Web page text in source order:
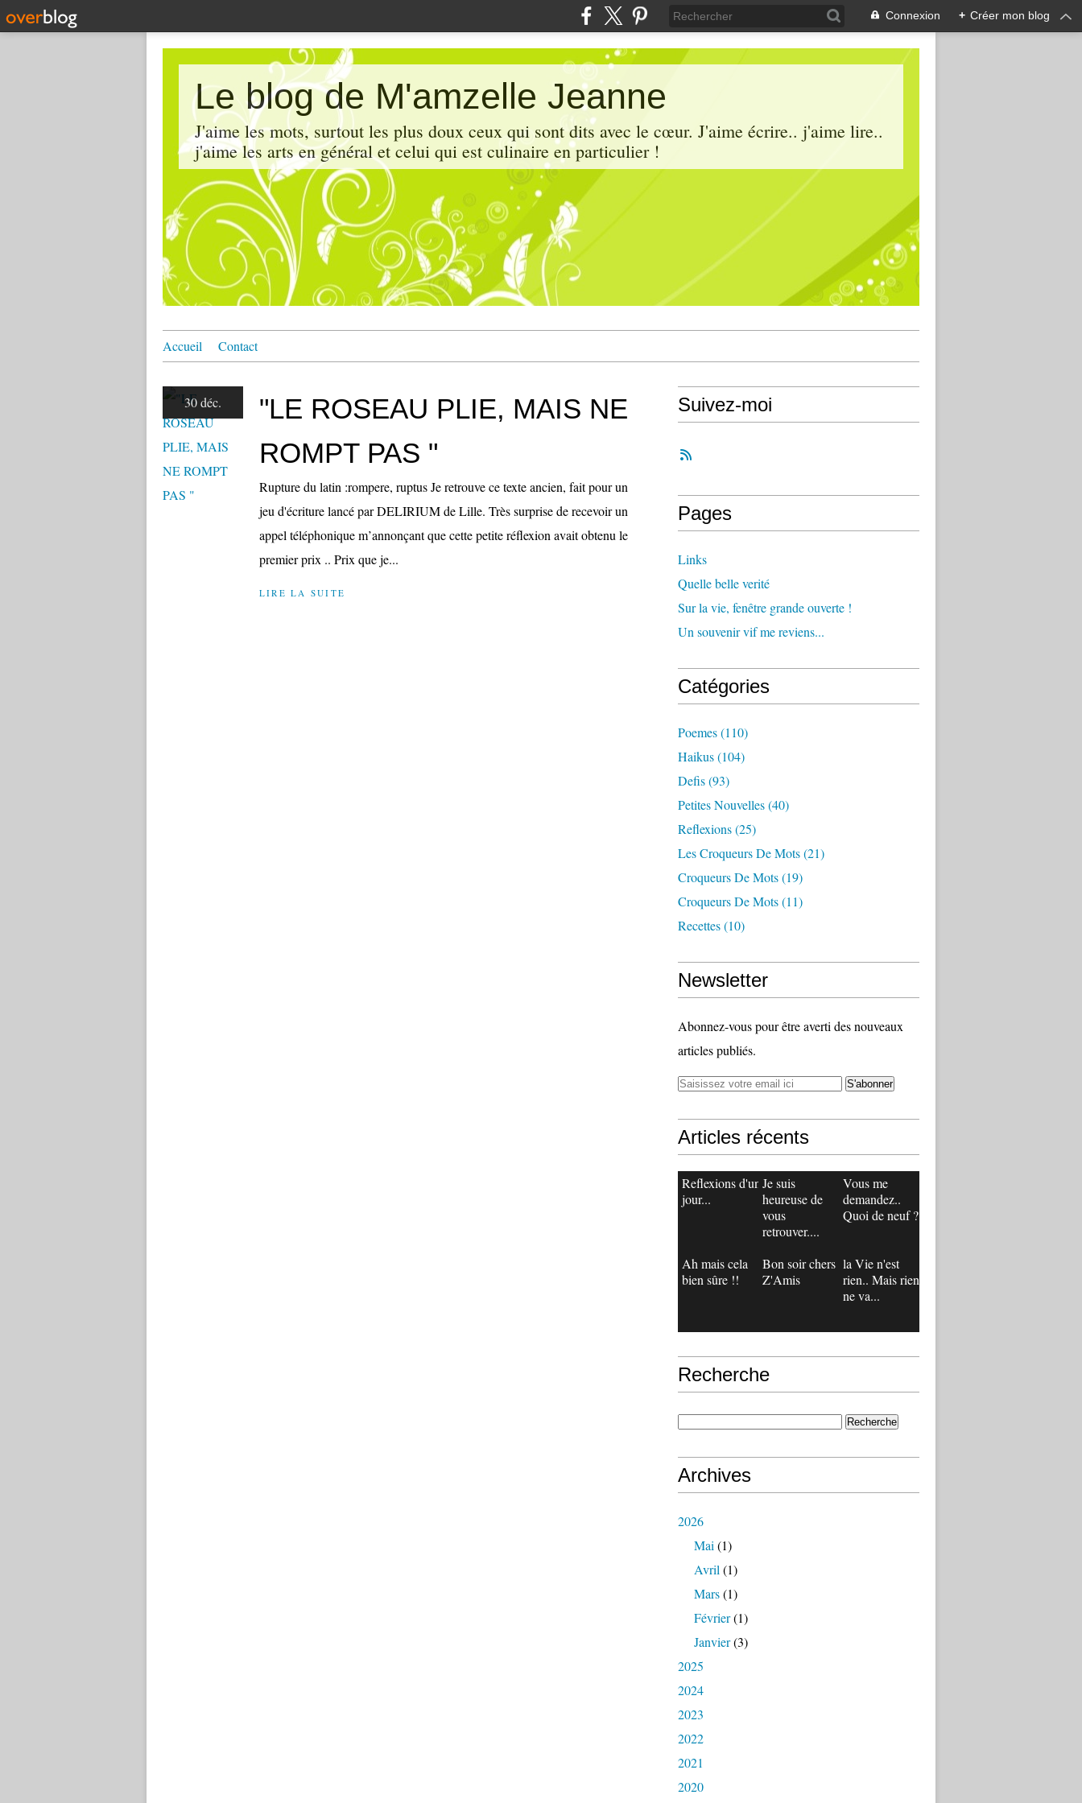
Connexion + Créer mon blog
Le blog de M'amzelle Jeanne
J'aime les mots, surtout les plus doux ceux qui sont dits avec le cœur. J'aime écrire.. j'aime lire..
j'aime les arts en général et celui qui est culinaire en particulier !
Accueil Contact
30 déc.
"LE ROSEAU PLIE, MAIS NE
ROMPT PAS "
Rupture du latin :rompere, ruptus Je retrouve ce texte ancien, fait pour un
jeu d'écriture lancé par DELIRIUM de Lille. Très surprise de recevoir un
appel téléphonique m’annonçant que cette petite réflexion avait obtenu le
premier prix .. Prix que je...
LIRE LA SUITE
Suivez-moi
Pages
Links
Quelle belle verité
Sur la vie, fenêtre grande ouverte !
Un souvenir vif me reviens...
Catégories
Poemes(110)
Haikus(104)
Defis(93)
Petites Nouvelles(40)
Reflexions(25)
Les Croqueurs De Mots(21)
Croqueurs De Mots(19)
Croqueurs De Mots(11)
Recettes(10)
Newsletter
Abonnez-vous pour être averti des nouveaux
articles publiés.
Articles récents
Reflexions d'un
jour...
Je suis
heureuse de
vous
retrouver....
Vous me
demandez..
Quoi de neuf ?
Ah mais cela
bien sûre !!
Bon soir chers
Z'Amis
la Vie n'est
rien.. Mais rien
ne va...
Recherche
Archives
2026
Mai (1)
Avril (1)
Mars(1)
Février(1)
Janvier(3)
2025
2024
2023
2022
2021
2020